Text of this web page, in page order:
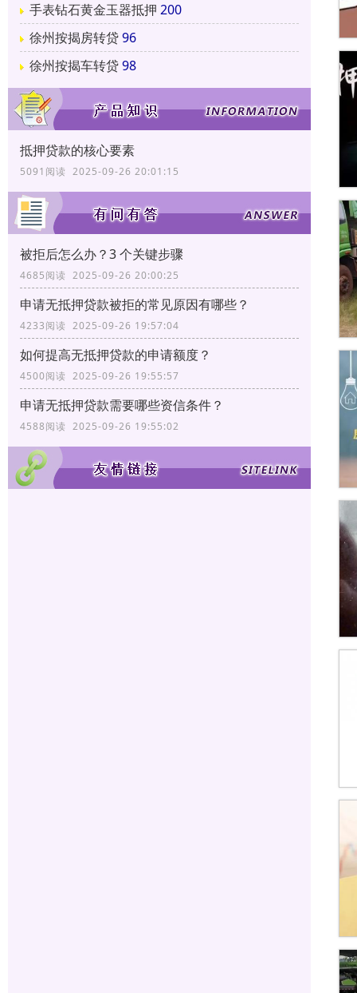
手表钻石黄金玉器抵押 200
徐州按揭房转贷96
徐州按揭车转贷98
抵押贷款的核心要素
5091阅读 2025-09-26 20:01:15
被拒后怎么办？3 个关键步骤
4685阅读 2025-09-26 20:00:25
申请无抵押贷款被拒的常见原因有哪些？
4233阅读 2025-09-26 19:57:04
如何提高无抵押贷款的申请额度？
4500阅读 2025-09-26 19:55:57
申请无抵押贷款需要哪些资信条件？
4588阅读 2025-09-26 19:55:02